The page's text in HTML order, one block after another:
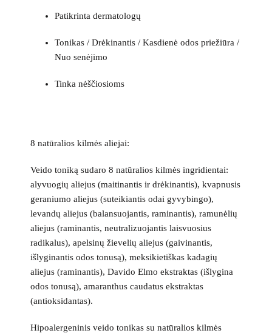
Patikrinta dermatologų
Tonikas / Drėkinantis / Kasdienė odos priežiūra /
Nuo senėjimo
Tinka nėščiosioms
8 natūralios kilmės aliejai:
Veido toniką sudaro 8 natūralios kilmės ingridientai:
alyvuogių aliejus (maitinantis ir drėkinantis), kvapnusis
geraniumo aliejus (suteikiantis odai gyvybingo),
levandų aliejus (balansuojantis, raminantis), ramunėlių
aliejus (raminantis, neutralizuojantis laisvuosius
radikalus), apelsinų žievelių aliejus (gaivinantis,
išlyginantis odos tonusą), meksikietiškas kadagių
aliejus (raminantis), Davido Elmo ekstraktas (išlygina
odos tonusą), amaranthus caudatus ekstraktas
(antioksidantas).
Hipoalergeninis veido tonikas su natūralios kilmės